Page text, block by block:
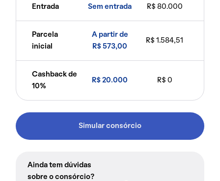
Entrada Sem entrada R$ 80.000
Parcela
inicial
A partir de
R$ 573,00
R$ 1.584,51
Cashback de
10%
R$ 20.000 R$ 0
Simular consórcio
Ainda tem dúvidas
sobre o consórcio?